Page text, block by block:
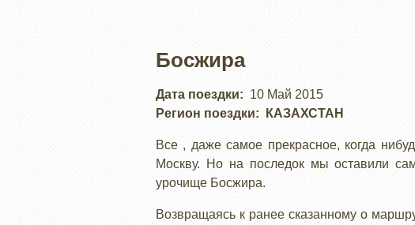
Босжира
Дата поездки
10 Май 2015
Регион поездки
КАЗАХСТАН
Все , даже самое прекрасное, когда
Москву. Но на последок мы оставили
урочище Босжира.
Возвращаясь к ранее сказанному о